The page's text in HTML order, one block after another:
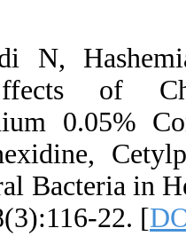
8. Yarahmadi
Clinical
with
Reducing Oral
Care.